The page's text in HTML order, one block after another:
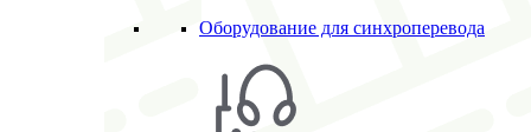
Оборудование для синхроперевода